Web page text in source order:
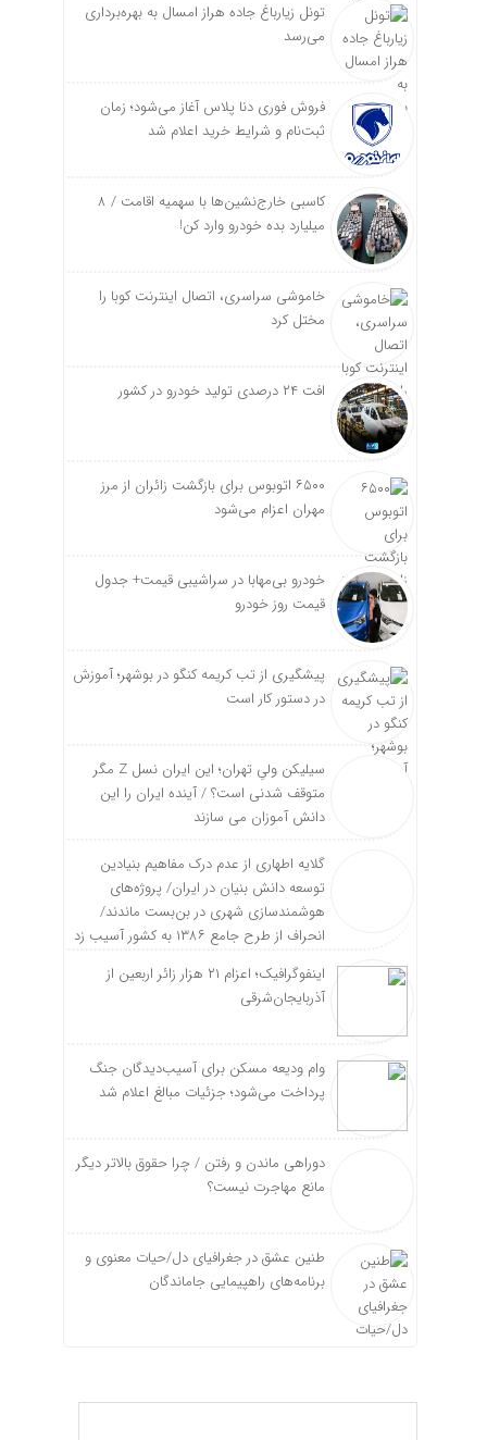
تونل زیارباغ جاده هراز امسال به بهره‌برداری
می‌رسد
فروش فوری دنا پلاس آغاز می‌شود؛ زمان
ثبت‌نام و شرایط خرید اعلام شد
کاسبی خارج‌نشین‌ها با سهمیه اقامت / ۸
میلیارد بده خودرو وارد کن!
خاموشی سراسری، اتصال اینترنت کوبا را
مختل کرد
افت ۲۴ درصدی تولید خودرو در کشور
۶۵۰۰ اتوبوس برای بازگشت زائران از مرز
مهران اعزام می‌شود
خودرو بی‌مهابا در سراشیبی قیمت+ جدول
قیمت روز خودرو
پیشگیری از تب کریمه کنگو در بوشهر؛ آموزش
در دستور کار است
سیلیکن ولیِ تهران؛ این ایران نسل Z مگر
متوقف شدنی است؟ / آینده ایران را این
دانش آموزان می سازند
گلایه اطهاری از عدم درک مفاهیم بنیادین
توسعه دانش بنیان در ایران/ پروژه‌های
هوشمندسازی شهری در بن‌بست ماندند/
انحراف از طرح جامع ۱۳۸۶ به کشور آسیب زد
اینفوگرافیک؛ اعزام ۲۱ هزار زائر اربعین از
آذربایجان‌شرقی
وام ودیعه مسکن برای آسیب‌دیدگان جنگ
پرداخت می‌شود؛ جزئیات مبالغ اعلام شد
دوراهی ماندن و رفتن / چرا حقوق بالاتر دیگر
مانع مهاجرت نیست؟
طنین عشق در جغرافیای دل/حیات معنوی و
برنامه‌های راهپیمایی جاماندگان